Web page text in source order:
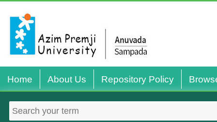
Home About Us Repository Policy